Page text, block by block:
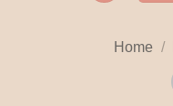
Home /